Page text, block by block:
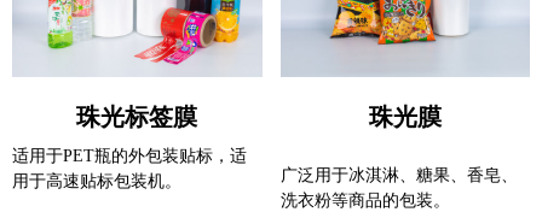
珠光标签膜
适用于PET瓶的外包装贴标，适
用于高速贴标包装机。
珠光膜
广泛用于冰淇淋、糖果、香皂、
洗衣粉等商品的包装。